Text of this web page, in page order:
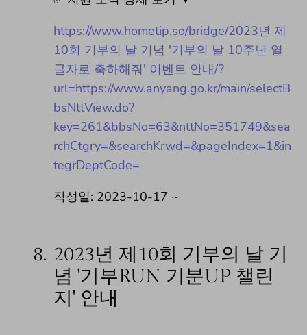
https://www.hometip.so/bridge/2023년 제
10회 기부의 날 기념 '기부의 날 10주년 열
글자로 축하해줘' 이벤트 안내/?
url=https://www.anyang.go.kr/main/selectB
bsNttView.do?
key=261&bbsNo=63&nttNo=351749&sea
rchCtgry=&searchKrwd=&pageIndex=1&in
tegrDeptCode=
작성일: 2023-10-17 ~
8. 2023년 제10회 기부의 날 기
념 '기부RUN 기분UP 챌린
지' 안내